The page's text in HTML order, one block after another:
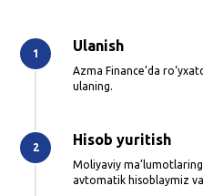
Ulanish
Azma Finance’da
ulaning.
Hisob yuritish
Moliyaviy
avtomatik hisoblaymiz